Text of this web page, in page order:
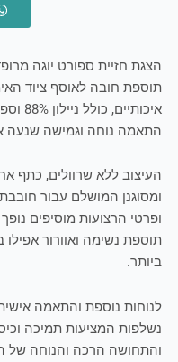
הצגת חזיית ספורט יוגה
תוספת חובה לאוסף ציוד
התאמה נוחה וגמישה שנעה
העיצוב ללא שרוולים, כתף
ומסוגנן המושלם עבור
ופרטי הרצועות מוסיפים
תוספת נשימה ואוורור אפילו
ביותר.
לנוחות נוספת והתאמה
נשלפות המציעות תמיכה
והתחושה הרכה והנוחה של